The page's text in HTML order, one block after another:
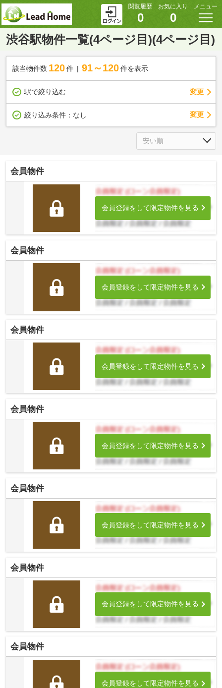
閲覧履歴
0
お気に入り
0
メニュー
渋谷駅物件一覧(4ページ目)(4ページ目)
該当物件数 120件 91～120 件を表示
駅で絞り込む 変更
絞り込み条件： なし 変更
会員物件
会員登録をして限定物件を見る
会員物件
会員登録をして限定物件を見る
会員物件
会員登録をして限定物件を見る
会員物件
会員登録をして限定物件を見る
会員物件
会員登録をして限定物件を見る
会員物件
会員登録をして限定物件を見る
会員物件
会員登録をして限定物件を見る